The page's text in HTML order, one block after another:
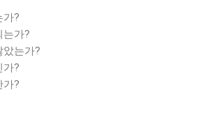
가?
는가?
았는가?
가?
가?